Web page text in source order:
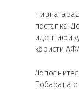
Нивната
постапка.
користи
Побарана